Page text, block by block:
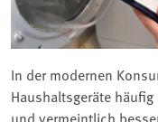
In der modernen
Haushaltsgeräte
und vermeintlich